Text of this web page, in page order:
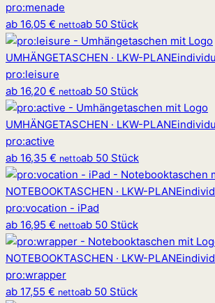
pro:menade
ab 16,05 € nettoab 50 Stück
UMHÄNGETASCHEN · LKW-PLANE
pro:leisure
ab 16,20 € nettoab 50 Stück
UMHÄNGETASCHEN · LKW-PLANE
pro:active
ab 16,35 € nettoab 50 Stück
NOTEBOOKTASCHEN · LKW-PLANE
pro:vocation - iPad
ab 16,95 € nettoab 50 Stück
NOTEBOOKTASCHEN · LKW-PLANE
pro:wrapper
ab 17,55 € nettoab 50 Stück